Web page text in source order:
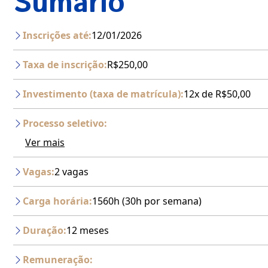
Inscrições até:12/01/2026
Taxa de inscrição:R$250,00
Investimento (taxa de matrícula):12x de R$50,00
Processo seletivo:
Ver mais
Vagas:2 vagas
Carga horária:1560h (30h por semana)
Duração:12 meses
Remuneração: